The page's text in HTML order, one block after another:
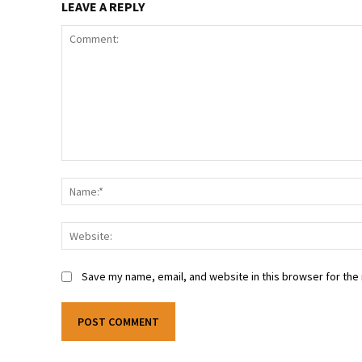
LEAVE A REPLY
Save my name, email, and website in this browser for